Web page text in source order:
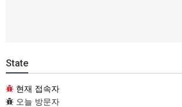
State
현재 접속자
오늘 방문자